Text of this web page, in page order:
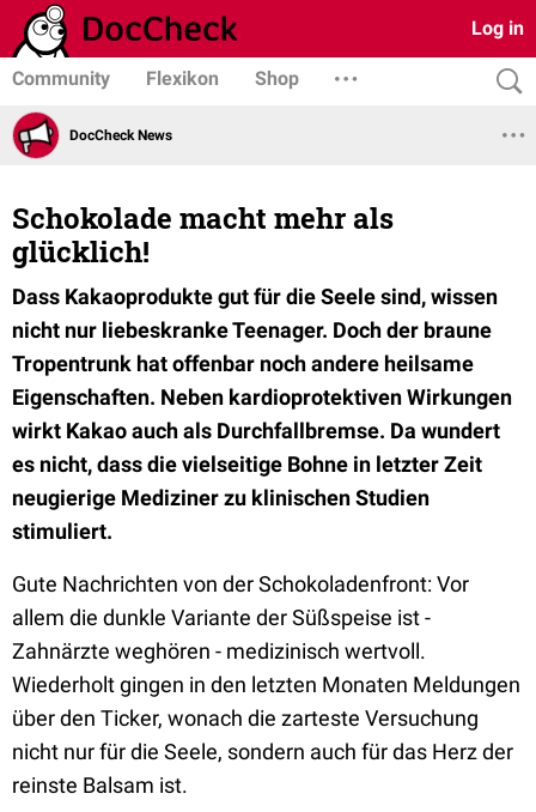
Log in
Community Flexikon Shop
DocCheck News
Schokolade macht mehr als
glücklich!
Dass Kakaoprodukte gut für die Seele sind, wissen
nicht nur liebeskranke Teenager. Doch der braune
Tropentrunk hat offenbar noch andere heilsame
Eigenschaften. Neben kardioprotektiven Wirkungen
wirkt Kakao auch als Durchfallbremse. Da wundert
es nicht, dass die vielseitige Bohne in letzter Zeit
neugierige Mediziner zu klinischen Studien
stimuliert.
Gute Nachrichten von der Schokoladenfront: Vor
allem die dunkle Variante der Süßspeise ist -
Zahnärzte weghören - medizinisch wertvoll.
Wiederholt gingen in den letzten Monaten Meldungen
über den Ticker, wonach die zarteste Versuchung
nicht nur für die Seele, sondern auch für das Herz der
reinste Balsam ist.